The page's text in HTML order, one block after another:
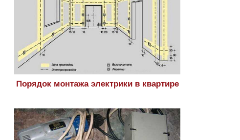
Порядок монтажа электрики в квартире